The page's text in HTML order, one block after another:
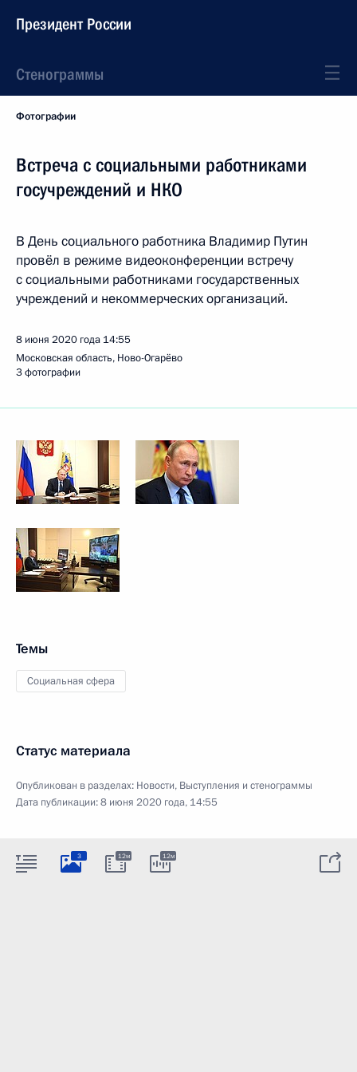
Президент России
Стенограммы
Фотографии
Встреча с социальными работниками
госучреждений и НКО
В День социального работника Владимир Путин
провёл в режиме видеоконференции встречу
с социальными работниками государственных
учреждений и некоммерческих организаций.
8 июня 2020 года 14:55
Московская область, Ново-Огарёво
3 фотографии
Темы
Социальная сфера
Статус материала
Опубликован в разделах: Новости, Выступления и стенограммы
Дата публикации:8 июня 2020 года, 14:55
3 12м 12м